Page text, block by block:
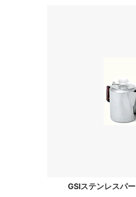
GSIステンレスパ